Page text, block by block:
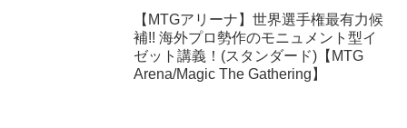
【MTGアリーナ】世界選手権最有力候
補!! 海外プロ勢作のモニュメント型イ
ゼット講義！(スタンダード)【MTG
Arena/Magic The Gathering】